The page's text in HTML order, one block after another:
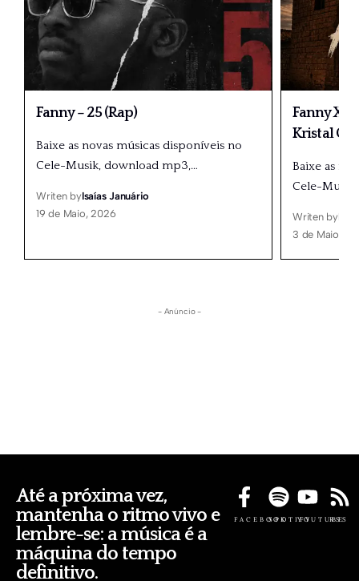
Fanny – 25 (Rap)
Baixe as novas músicas disponíveis no
Cele-Musik, download mp3,…
Writen byIsaías Januário
19 de Maio, 2026
Fanny X
Kristal
Baixe as
Cele-
Writen by
3 de Maio,
- Anúncio -
Até a próxima vez,
mantenha o ritmo vivo e
lembre-se: a música é a
máquina do tempo
definitivo.
FACEBOOKSPOTIFYYOUTUBE
RSS